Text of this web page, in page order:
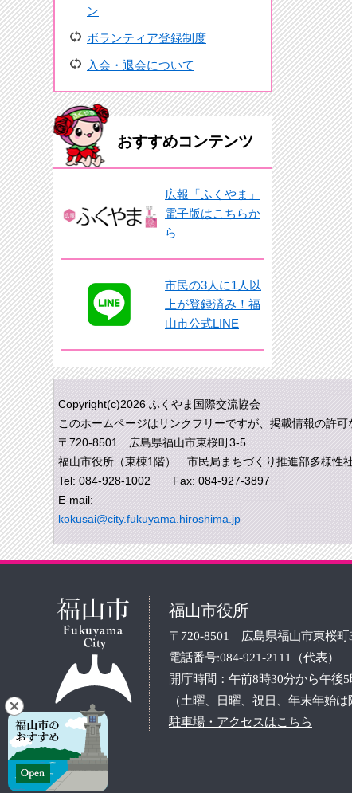
ン
ボランティア登録制度
入会・退会について
おすすめコンテンツ
広報「ふくやま」
電子版はこちらか
ら
市民の3人に1人以
上が登録済み！福
山市公式LINE
Copyright(c)2026 ふくやま国際交流協会
このホームページはリンクフリーですが、掲載情報の許可
〒720-8501 広島県福山市東桜町3-5
福山市役所（東棟1階） 市民局まちづくり推進部多様性
Tel: 084-928-1002 Fax: 084-927-3897
E-mail:
kokusai@city.fukuyama.hiroshima.jp
福山市役所
〒720-8501 広島県福山市東桜町
電話番号:084-921-2111（代表）
開庁時間：午前8時30分から午後
（土曜、日曜、祝日、年末年始は
駐車場・アクセスはこちら